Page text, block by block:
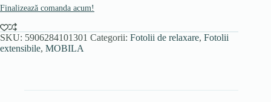
Finalizează comanda acum!
SKU: 5906284101301 Categorii: Fotolii de relaxare, Fotolii
extensibile, MOBILA